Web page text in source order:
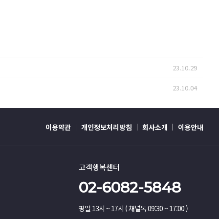
23.10.29
23.10.04
이용약관 개인정보처리방침 회사소개 이용안내
고객행복센터
02-6082-5848
평일 13시 ~ 17시 ( 채널톡 09:30 ~ 17:00 )